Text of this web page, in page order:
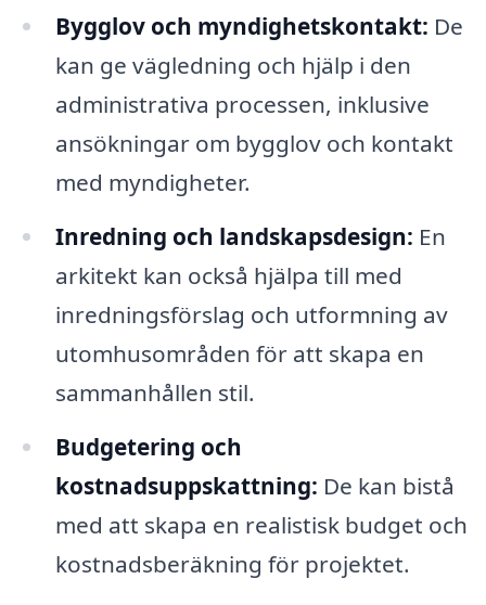
Bygglov och myndighetskontakt: De
kan ge vägledning och hjälp i den
administrativa processen, inklusive
ansökningar om bygglov och kontakt
med myndigheter.
Inredning och landskapsdesign: En
arkitekt kan också hjälpa till med
inredningsförslag och utformning av
utomhusområden för att skapa en
sammanhållen stil.
Budgetering och
kostnadsuppskattning: De kan bistå
med att skapa en realistisk budget och
kostnadsberäkning för projektet.